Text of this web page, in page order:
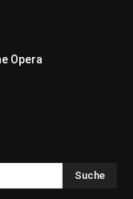
Opera
Suche